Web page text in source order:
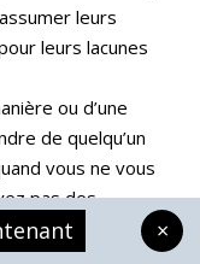
leurs
leurs lacunes
ou d’une
de quelqu’un
vous ne vous
pas des
que des
honnêtes avec
×